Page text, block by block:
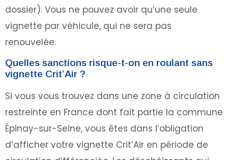
dossier). Vous ne pouvez avoir qu’une seule
vignette par véhicule, qui ne sera pas
renouvelée.
Quelles sanctions risque-t-on en roulant sans
vignette Crit’Air ?
Si vous vous trouvez dans une zone à circulation
restreinte en France dont fait partie la commune
Épinay-sur-Seine, vous êtes dans l’obligation
d’afficher votre vignette Crit’Air en période de